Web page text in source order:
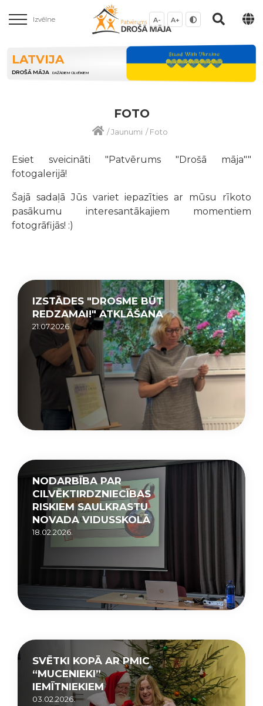
Izvēlne A- A+
LATVIJA
DROŠĀ MĀJA DAŽĀDIEM CILVĒKIEM
FOTO
/Jaunumi /Foto
Esiet sveicināti "Patvērums "Drošā māja""
fotogalerijā!
Šajā sadaļā Jūs variet iepazīties ar mūsu
rīkoto
pasākumu interesantākajiem momentiem
fotogrāfijās! :)
IZSTĀDES "DROSME BŪT
REDZAMAI!" ATKLĀŠANA
21.07.2026.
NODARBĪBA PAR
CILVĒKTIRDZNIECĪBAS
RISKIEM SAULKRASTU
NOVADA VIDUSSKOLĀ
18.02.2026.
SVĒTKI KOPĀ AR PMIC
“MUCENIEKI”
IEMĪTNIEKIEM
03.02.2026.